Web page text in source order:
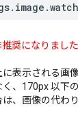
. image .watch
奨になりました
表示される画
、170px 以下
、画像の代わ